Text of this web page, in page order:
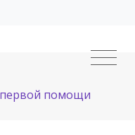
первой помощи